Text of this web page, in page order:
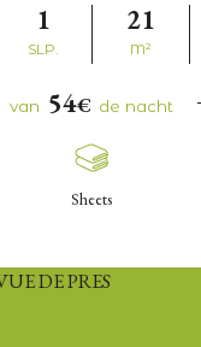
1
SLP.
21
M²
van 54€ de nacht
Sheets